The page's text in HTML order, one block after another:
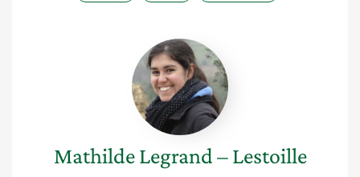
Mathilde
Legrand
–
Lestoille
Mathilde Legrand – Lestoille